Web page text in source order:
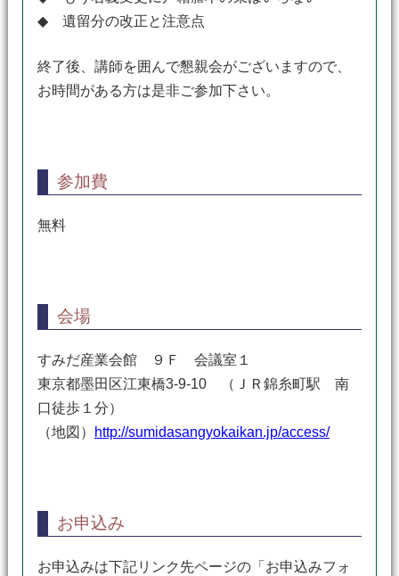
◆ 遺留分の改正と注意点
終了後、講師を囲んで懇親会がございますので、
お時間がある方は是非ご参加下さい。
参加費
無料
会場
すみだ産業会館 ９Ｆ 会議室１
東京都墨田区江東橋3-9-10 （ＪＲ錦糸町駅 南
口徒歩１分）
（地図）
http://sumidasangyokaikan.jp/access/
お申込み
お申込みは下記リンク先ページの「お申込みフォ